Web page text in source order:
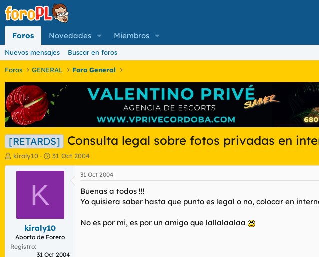
Foros Novedades Miembros
Nuevos mensajes Buscar en foros
Foros GENERAL Foro General
[RETARDS] Consulta legal sobre fotos privadas en
I
n
o
d
e
kiraly10
F
e
c
i
n
i
i
31 Oct 2004
K
kiraly10
Aborto de Forero
Registro
31 Oct 2004
31 Oct 2004
Buenas a todos !!!
Yo quisiera saber hasta que punto es legal o no, colocar en
No es por mi, es por un amigo que lallalaalaa